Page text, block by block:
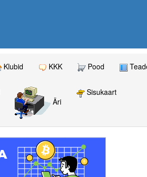
Klubid KKK Pood
Äri
Sisukaart